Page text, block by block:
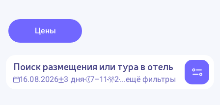
Цены
Поиск размещения или тура в отель
16.08.2026 3 дня 7–11 2...ещё фильтры